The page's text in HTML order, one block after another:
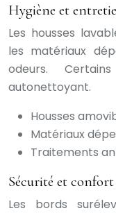
Hygiène et
Les housses
les matériaux
odeurs.
autonettoyant.
Housses
Matériaux
Traitements
Sécurité et confort
Les bords